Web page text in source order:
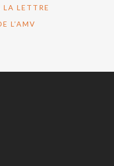
LETTRE
L’AMV